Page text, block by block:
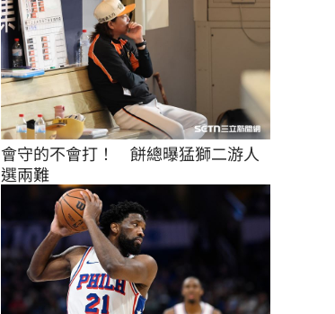
會守的不會打！　餅總曝猛獅二游人
選兩難